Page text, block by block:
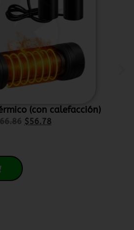
(con calefacción)
66.86 $56.78